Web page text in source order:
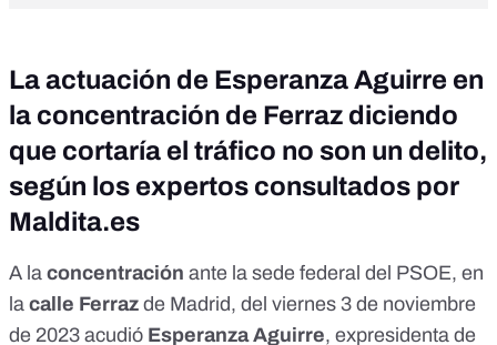
La actuación de Esperanza Aguirre en
la concentración de Ferraz diciendo
que cortaría el tráfico no son un delito,
según los expertos consultados por
Maldita.es
A la concentración ante la sede federal del PSOE, en
la calle Ferraz de Madrid, del viernes 3 de noviembre
de 2023 acudió Esperanza Aguirre, expresidenta de